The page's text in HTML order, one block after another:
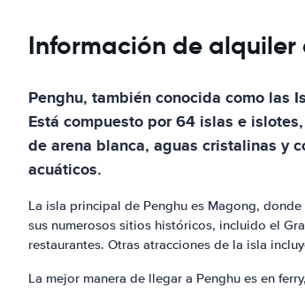
Información de alquiler
Penghu, también conocida como las
Está compuesto por 64 islas e
de arena blanca, aguas cristalinas y
acuáticos.
La isla principal de Penghu es Magong,
sus numerosos sitios históricos, incluido el
restaurantes. Otras atracciones de la isla
La mejor manera de llegar a Penghu es en